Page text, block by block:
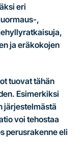
eri
,
ja eräkokojen
tuovat tähän
Esimerkiksi
järjestelmästä
voi tehostaa
perusrakenne eli